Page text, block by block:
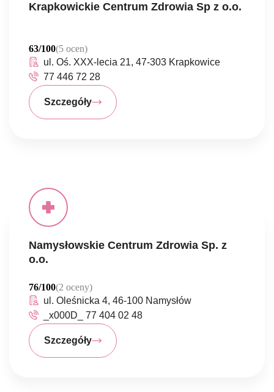
Krapkowickie Centrum Zdrowia Sp z o.o.
63/100(5 ocen)
ul. Oś. XXX-lecia 21, 47-303 Krapkowice
77 446 72 28
Szczegóły
Namysłowskie Centrum Zdrowia Sp. z
o.o.
76/100(2 oceny)
ul. Oleśnicka 4, 46-100 Namysłów
_x000D_ 77 404 02 48
Szczegóły